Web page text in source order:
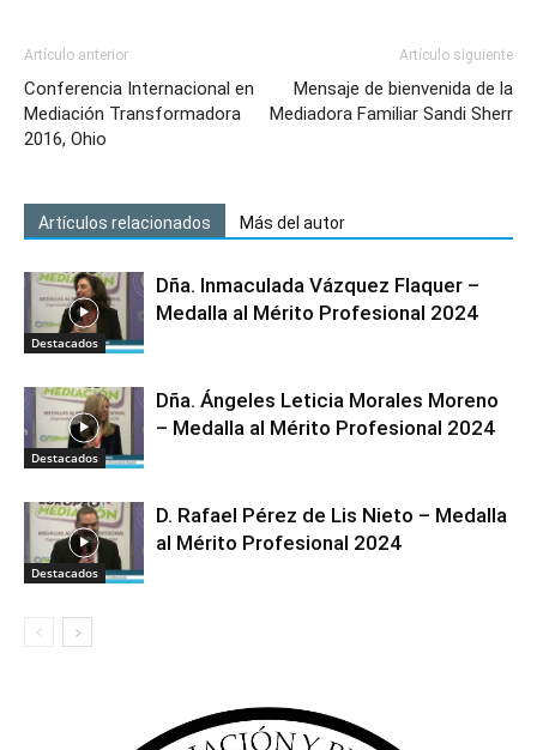
Artículo anterior
Conferencia Internacional en
Mediación Transformadora
2016, Ohio
Artículo siguiente
Mensaje de bienvenida de la
Mediadora Familiar Sandi Sherr
Artículos relacionados Más del autor
Destacados
Dña. Inmaculada Vázquez Flaquer –
Medalla al Mérito Profesional 2024
Destacados
Dña. Ángeles Leticia Morales Moreno
– Medalla al Mérito Profesional 2024
Destacados
D. Rafael Pérez de Lis Nieto – Medalla
al Mérito Profesional 2024